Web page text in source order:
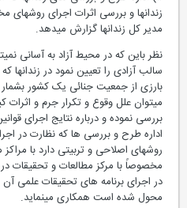
زندانها و بررسی اثرات اجرای روشهای
مدیر کل زندانها گزارش میدهد.
نظر باین که در محیط آزاد به آسانی
سالب آزادی را تعیین نمود در زندانها
بارزی از جمعیت جنائی یک کشور بشمار
میتوان علل وقوع و تکرار جرم و اثرات
بررسی نموده و درباره نتایج اجرای
اداره طرح و بررسی ها که نظارت در
روشهای اصلاحی و تربیتی دارد با مراکز
مخصوصاً با مرکز مطالعات و تحقیقات در
در اجرای برنامه های تحقیقات علمی آن
محول شده است همکاری مینماید.